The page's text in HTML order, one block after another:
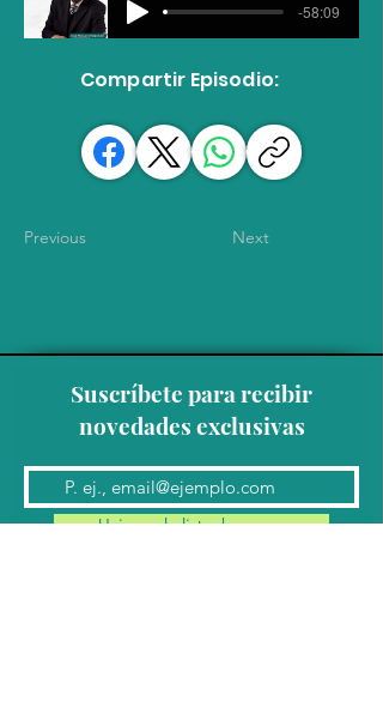
-58:09
Compartir Episodio:
Previous Next
Suscríbete para recibir
novedades exclusivas
Unirse a la lista de correo